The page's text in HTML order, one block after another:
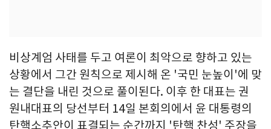
비상계엄 사태를 두고 여론이 최악으로 향하고 있는
상황에서 그간 원칙으로 제시해 온 '국민 눈높이'에 맞
는 결단을 내린 것으로 풀이된다. 이후 한 대표는 권
원내대표의 당선부터 14일 본회의에서 윤 대통령의
탄핵소추안이 표결되는 순간까지 '탄핵 찬성' 주장을